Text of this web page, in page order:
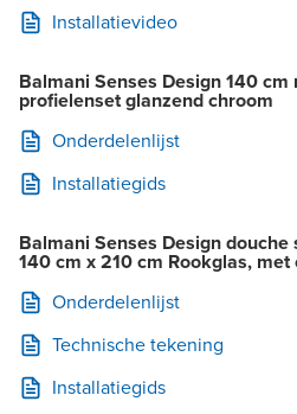
Installatievideo
Balmani Senses Design 140
profielenset glanzend chroom
Onderdelenlijst
Installatiegids
Balmani Senses Design
140 cm x 210 cm Rookglas, met
Onderdelenlijst
Technische tekening
Installatiegids